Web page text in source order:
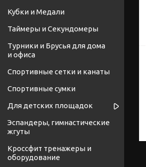
Кубки и Медали
Таймеры и Секундомеры
Турники и Брусья для дома
и офиса
Спортивные cетки и канаты
Спортивные сумки
Для детских площадок
Эспандеры, гимнастические
жгуты
Кроссфит тренажеры и
оборудование